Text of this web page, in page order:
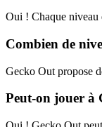
Oui ! Chaque niveau
Combien de
Gecko Out propose
Peut-on jouer à